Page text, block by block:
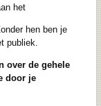
het
hen ben je
publiek.
over de gehele
door je